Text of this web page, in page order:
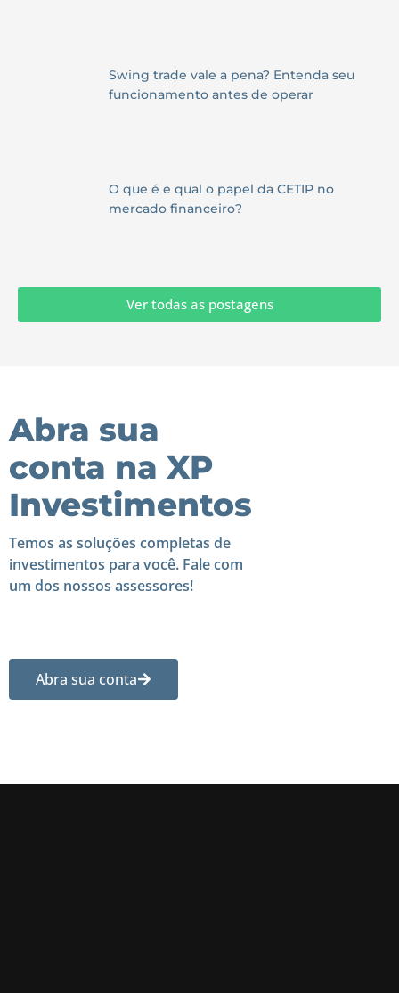
Swing trade vale a pena? Entenda seu
funcionamento antes de operar
O que é e qual o papel da CETIP no
mercado financeiro?
Ver todas as postagens
Abra sua
conta na XP
Investimentos
Temos as soluções completas de
investimentos para você. Fale com
um dos nossos assessores!
Abra sua conta